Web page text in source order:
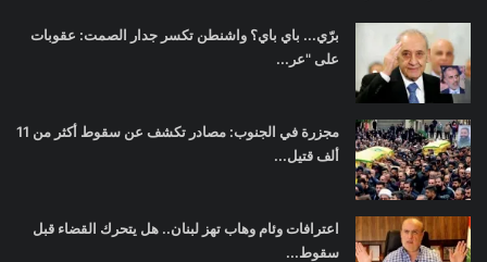
برّي... باي باي؟ واشنطن تكسر جدار الصمت: عقوبات
على "عر...
مجزرة في الجنوب: مصادر تكشف عن سقوط أكثر من 11
ألف قتيل...
اعترافات وئام وهاب تهز لبنان.. هل يتحرك القضاء قبل
سقوط...